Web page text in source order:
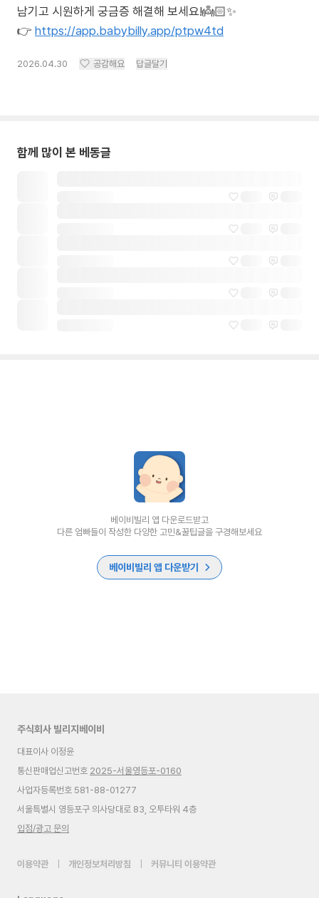
남기고 시원하게 궁금증 해결해 보세요!👼🏻✨
👉 https://app.babybilly.app/ptpw4td
2026.04.30 공감해요 답글달기
함께 많이 본 베동글
베이비빌리 앱 다운로드받고
다른 엄빠들이 작성한 다양한 고민&꿀팁글을 구경해보세요
베이비빌리 앱 다운받기
주식회사 빌리지베이비
대표이사 이정윤
통신판매업신고번호 2025-서울영등포-0160
사업자등록번호 581-88-01277
서울특별시 영등포구 의사당대로 83, 오투타워 4층
입점/광고 문의
이용약관 개인정보처리방침 커뮤니티 이용약관